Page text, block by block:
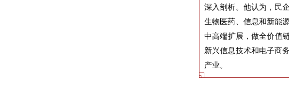
深入剖析。他认为，民
生物医药、信息和新能
中高端扩展，做全价值
新兴信息技术和电子商
产业。